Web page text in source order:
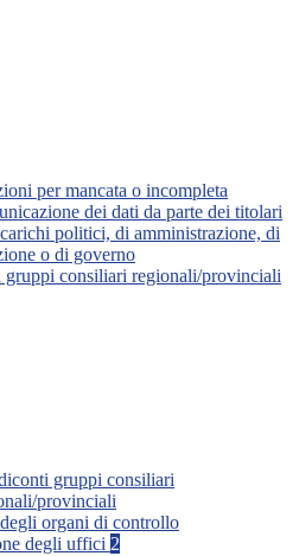
per mancata o incompleta
dei dati da parte dei titolari
politici, di amministrazione, di
o di governo
gruppi consiliari regionali/provinciali
gruppi consiliari
provinciali
organi di controllo
degli uffici 2